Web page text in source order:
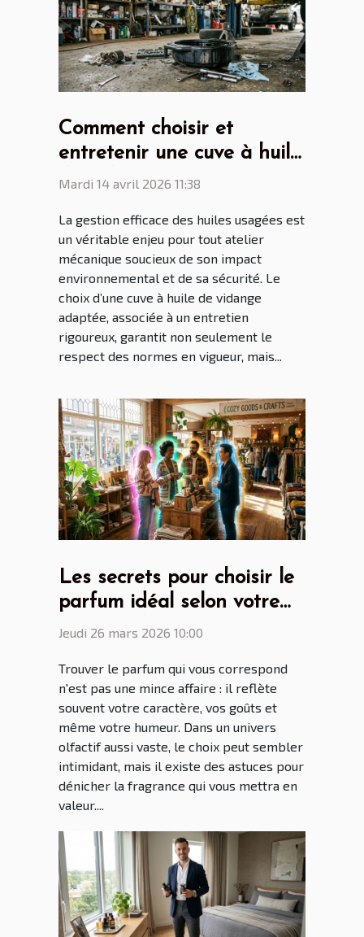
Comment choisir et
entretenir une cuve à huile
de vidange pour son
Mardi 14 avril 2026 11:38
La gestion efficace des huiles usagées est
un véritable enjeu pour tout atelier
mécanique soucieux de son impact
environnemental et de sa sécurité. Le
choix d’une cuve à huile de vidange
adaptée, associée à un entretien
rigoureux, garantit non seulement le
respect des normes en vigueur, mais...
Les secrets pour choisir le
parfum idéal selon votre
personnalité
Jeudi 26 mars 2026 10:00
Trouver le parfum qui vous correspond
n'est pas une mince affaire : il reflète
souvent votre caractère, vos goûts et
même votre humeur. Dans un univers
olfactif aussi vaste, le choix peut sembler
intimidant, mais il existe des astuces pour
dénicher la fragrance qui vous mettra en
valeur....